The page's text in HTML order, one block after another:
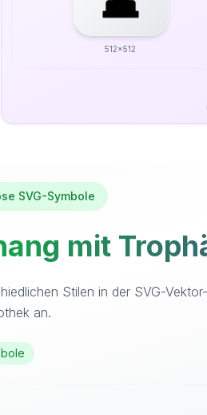
512x512
SVG-Symbole
mit
Stilen in der SVG-
an.